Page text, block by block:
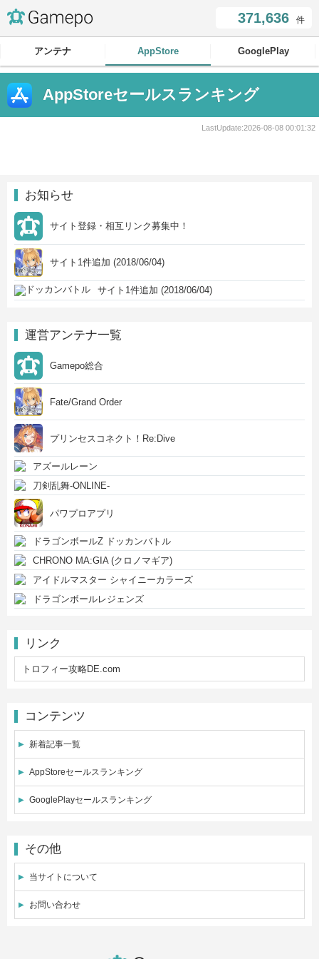
371,636 件
アンテナ AppStore GooglePlay
AppStoreセールスランキング
LastUpdate:2026-08-08 00:01:32
お知らせ
サイト登録・相互リンク募集中！
サイト1件追加 (2018/06/04)
サイト1件追加 (2018/06/04)
運営アンテナ一覧
Gamepo総合
Fate/Grand Order
プリンセスコネクト！Re:Dive
アズールレーン
刀剣乱舞-ONLINE-
パワプロアプリ
ドラゴンボールZ ドッカンバトル
CHRONO MA:GIA (クロノマギア)
アイドルマスター シャイニーカラーズ
ドラゴンボールレジェンズ
リンク
トロフィー攻略DE.com
コンテンツ
新着記事一覧
AppStoreセールスランキング
GooglePlayセールスランキング
その他
当サイトについて
お問い合わせ